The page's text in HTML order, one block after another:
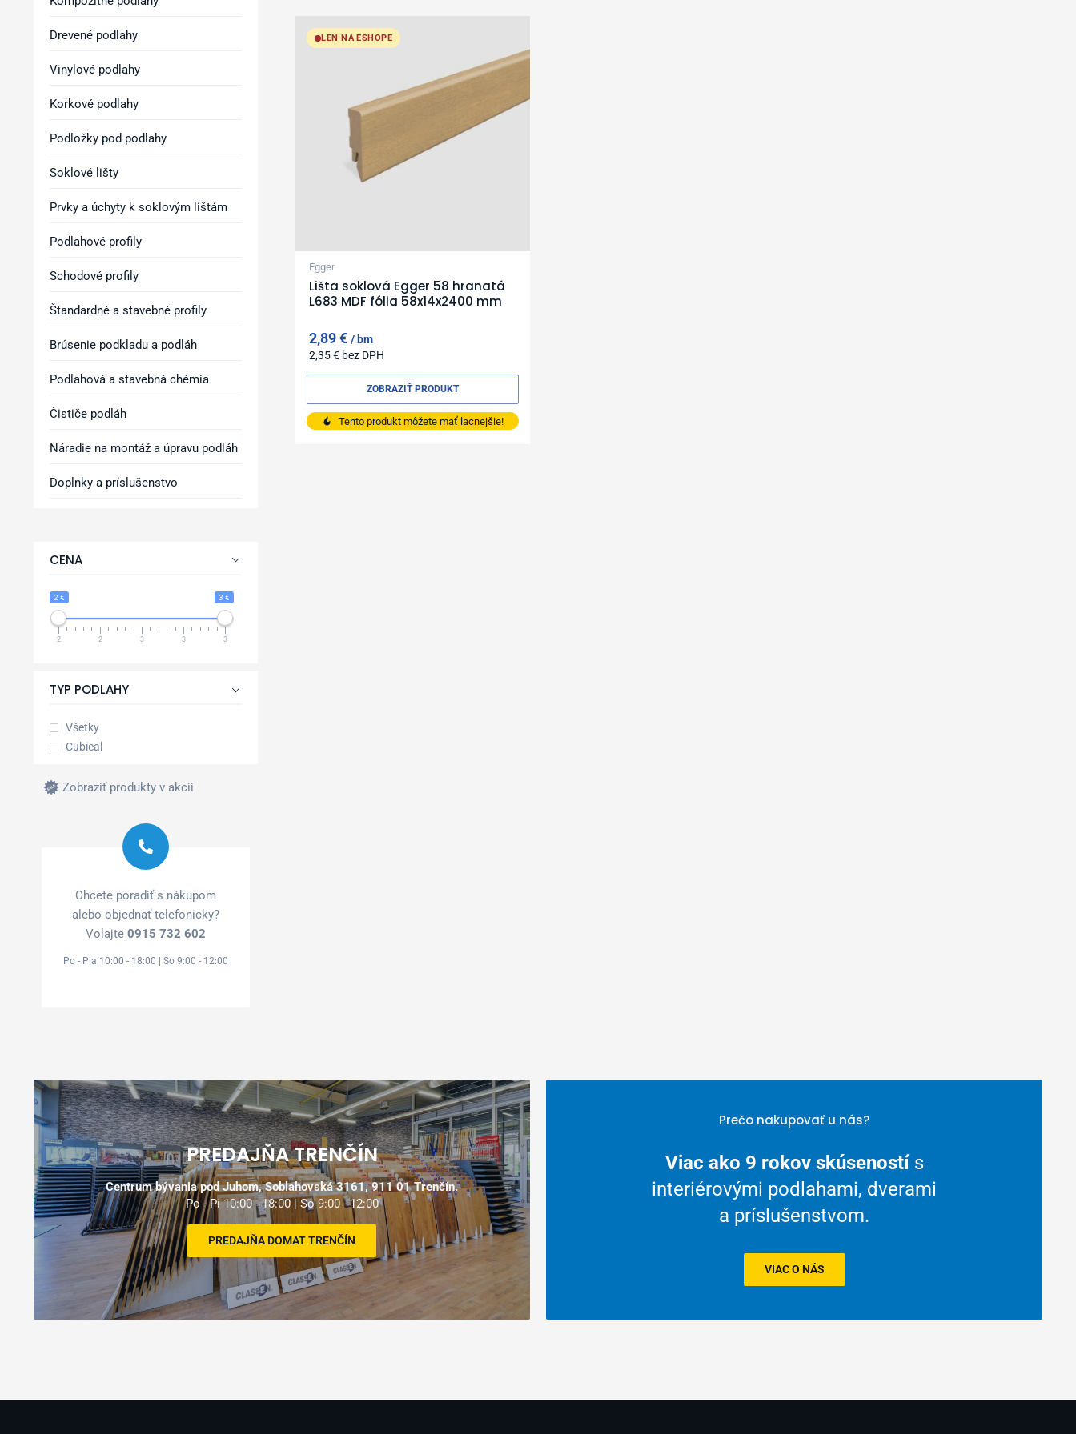
Drevené podlahy
Vinylové podlahy
Korkové podlahy
Podložky pod podlahy
Soklové lišty
Prvky a úchyty k soklovým lištám
Podlahové profily
Schodové profily
Štandardné a stavebné profily
Brúsenie podkladu a podláh
Podlahová a stavebná chémia
Čističe podláh
Náradie na montáž a úpravu podláh
Doplnky a príslušenstvo
CENA
2 € 3 €
2 2 3 3 3
TYP PODLAHY
Všetky
Cubical
Zobraziť produkty v akcii
Chcete poradiť s nákupom
alebo objednať telefonicky?
Volajte0915 732 602
Po - Pia 10:00 - 18:00 | So 9:00 - 12:00
LEN NA ESHOPE
Egger
Lišta soklová Egger 58 hranatá
L683 MDF fólia 58x14x2400 mm
2,89€ bm
2,35€ bez DPH
Tento produkt môžete mať lacnejšie!
ZOBRAZIŤ PRODUKT
PREDAJŇA TRENČÍN
Centrum bývania pod Juhom, Soblahovská 3161, 911 01 Trenčín.
Po - Pi 10:00 - 18:00 | So 9:00 - 12:00
PREDAJŇA DOMAT TRENČÍN
Prečo nakupovať u nás?
Využite naše službyod zamerania,
dopravy, montáže až po následný servis.
MONTÁŽ
Prečo nakupovať u nás?
Viac ako 9 rokov skúsenostís
interiérovými podlahami, dverami
a príslušenstvom.
VIAC O NÁS